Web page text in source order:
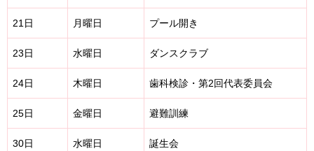
21日 月曜日 プール開き
23日 水曜日 ダンスクラブ
24日 木曜日 歯科検診・第2回代表委員会
25日 金曜日 避難訓練
30日 水曜日 誕生会